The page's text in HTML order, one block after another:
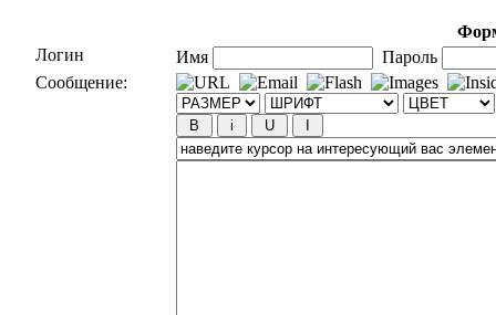
Логин
Имя
Пароль
Сообщение: